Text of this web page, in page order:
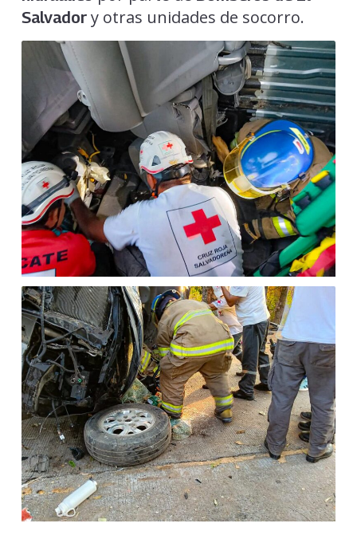
Salvadory otras unidades de socorro.